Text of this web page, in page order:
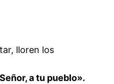
lloren los
a tu pueblo».